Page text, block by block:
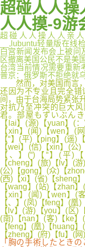
超碰人人操
人人摸-9游
超碰人人操人人亲
__,lubuntu轻量版在
白宫新闻发布会上被问
区撤离美国公民不是美
台湾当前情况需要重
普京：俄罗斯不拒绝就
然而，对美国而言，
还因为不专业且完全错
间，由于台海局势紧张
对抗乃至冲突的巨大
君。部屋もずいぶ
【lai】(源)【yuan】(
【xin】(闻)【wen】(
【“】(平)【ping】(遥)
【wei】(信)【xin】(公
【、】(“)【“】(平)
【cheng】(旅)【lv】(
(公)【gong】(众)【
(西)【xi】(省)【sheng
【wang】(站)【zhan
【xin】(闻)【wen】(
【、】(凤)【feng】(凰
【lv】(游)【you】(区)
(南)【nan】(客)【ke
【feng】(凰)【huang
【zheng】(府)【fu】(
「胸の手術したとき